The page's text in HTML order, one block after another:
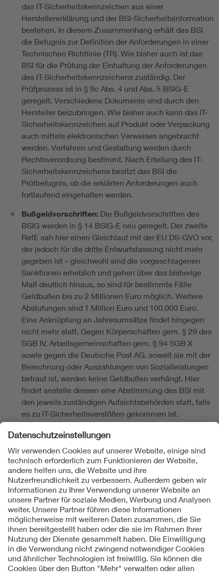
das IT-Sicherheitskennzeichen aus einer
Herstellererklärung und der BSI-Sicherheitsinformation
bestehen. In diesem Zusammenhang erhält das BSI
die Befugnis zur Definition der Anforderungen in einer
Technischen Richtlinie (TR). Wie bisher auch ist das
BSI für die Prüfung der Einhaltung der Anforderungen
des IT-Sicherheitskennzeichens zuständig. Der
Prüfprozess ist in § 9c Abs. 4 und Abs. 5 BSIG-E
geregelt. Verschiedene Dokumente sind durch den
Hersteller beizubringen. Wie bisher auch kann das IT-
Sicherheitskennzeichen auf Produkt oder Verpackung
auch mittels elektronischen Verweises angebracht
werden. Verfahren und Gestaltung werden durch
Rechtsverordnung bestimmt. Nach Erteilung des IT-
Sicherheitskennzeichens besitzt das BSI die
Prüfbefugnis, ob die erklärten Anforderungen auch
fortlaufend eingehalten werden.
Bußgeldvorschriften: Die Bußgeldvorschriften des
BSIG werden in § 14 BSIG-E neu geregelt. Der zweite
RefE sah hier einen Gleichlauf mit der EU DS-GVO vor,
der jedoch für die dritte Entwurfsfassung nicht mehr
gegeben ist – gleichwohl sind die vorgeschlagenen
Sanktionen erheblich und gehen über das bisherige
Maß deutlich hinaus, so sind für bestimmte Fälle
Geldbußen bis zu 2 Millionen Euro möglich. Weitere
Abstufungen sind 1 Million Euro und 100.000 Euro.
Eine Anknüpfung an Jahresumsätze findet hingegen
nicht mehr statt. Gegen Körperschaften gem. § 29 des
SGB IV, Arbeitsgemeinschaften gem. § 94 SGB X
sowie gegen die Deutsche Post AG, soweit sie mit der
Berechnung oder Auszahlungen von Sozialleistungen
betraut ist, werden keine Geldbußen verhängt. Hier
findet anstelle dessen eine Abstimmung des BSI mit
den jeweils zuständigen Aufsichtsbehörden statt, falls
es zu IT-Sicherheitsverstößen gekommen ist.
Folgen Sie uns
Kontakte
Service